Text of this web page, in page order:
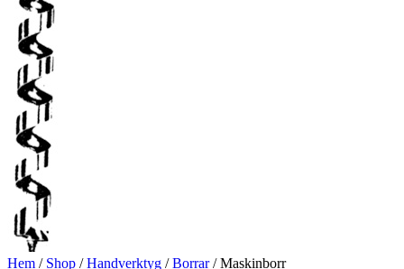
Hem / Shop /Handverktyg /Borrar/ Maskinborr